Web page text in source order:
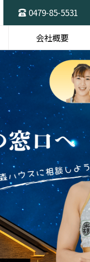
建物仕様
会社概要
フ紹介
0479-85-5531